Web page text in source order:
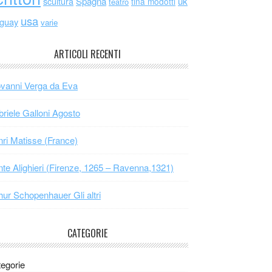
usa varie
ARTICOLI RECENTI
Verga da Eva
Galloni Agosto
Matisse (France)
Alighieri (Firenze, 1265 – Ravenna,1321)
Schopenhauer Gli altri
CATEGORIE